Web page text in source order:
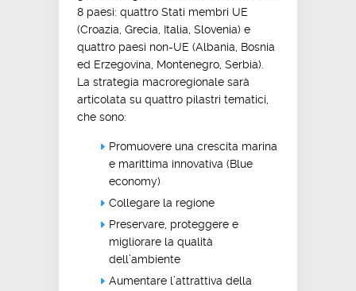
8 paesi: quattro Stati membri UE
(Croazia, Grecia, Italia, Slovenia) e
quattro paesi non-UE (Albania, Bosnia
ed Erzegovina, Montenegro, Serbia).
La strategia macroregionale sarà
articolata su quattro pilastri tematici,
che sono:
Promuovere una crescita marina
e marittima innovativa (Blue
economy)
Collegare la regione
Preservare, proteggere e
migliorare la qualità
dell’ambiente
Aumentare l’attrattiva della